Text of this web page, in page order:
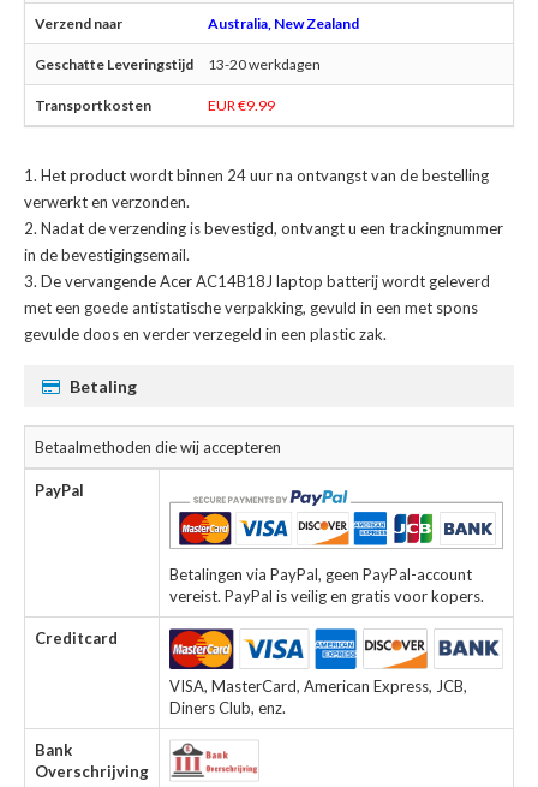
Australia, New Zealand
13-20 werkdagen
EUR €9.99
Het product wordt binnen 24 uur na ontvangst van de bestelling
verwerkt en verzonden.
Nadat de verzending is bevestigd, ontvangt u een trackingnummer
in de bevestigingsemail.
Devervangende Acer AC14B18J laptop batterijwordt geleverd
met een goede antistatische verpakking, gevuld in een met spons
gevulde doos en verder verzegeld in een plastic zak.
Betaling
Betaalmethoden die wij accepteren
PayPal
Betalingen via PayPal, geen PayPal-account
vereist. PayPal is veilig en gratis voor kopers.
Creditcard
VISA, MasterCard, American Express, JCB,
Diners Club, enz.
Bank
Overschrijving